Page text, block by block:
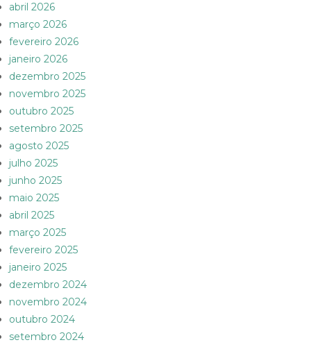
abril 2026
março 2026
fevereiro 2026
janeiro 2026
dezembro 2025
novembro 2025
outubro 2025
setembro 2025
agosto 2025
julho 2025
junho 2025
maio 2025
abril 2025
março 2025
fevereiro 2025
janeiro 2025
dezembro 2024
novembro 2024
outubro 2024
setembro 2024